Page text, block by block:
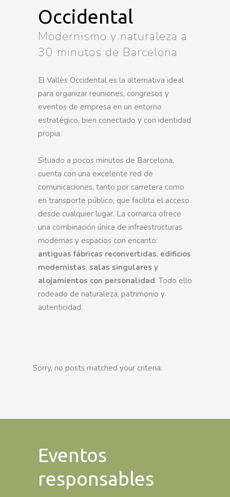
Occidental
Modernismo y naturaleza a
30 minutos de Barcelona
El Vallès Occidental es la alternativa ideal
para organizar reuniones, congresos y
eventos de empresa en un entorno
estratégico, bien conectado y con identidad
propia.
Situado a pocos minutos de Barcelona,
cuenta con una excelente red de
comunicaciones, tanto por carretera como
en transporte público, que facilita el acceso
desde cualquier lugar. La comarca ofrece
una combinación única de infraestructuras
modernas y espacios con encanto:
antiguas fábricas reconvertidas, edificios
modernistas, salas singulares y
alojamientos con personalidad. Todo ello
rodeado de naturaleza, patrimonio y
autenticidad.
Sorry, no posts matched your criteria.
Eventos
responsables